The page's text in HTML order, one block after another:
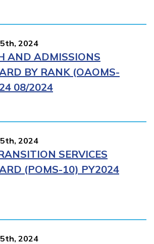
2024
AND ADMISSIONS
BY RANK (OAOMS-
08/2024
2024
SERVICES
(POMS-10) PY2024
2024